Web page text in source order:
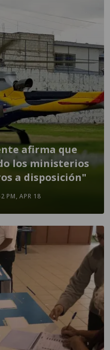
afirma que
los ministerios
a disposición"
PM, APR 18